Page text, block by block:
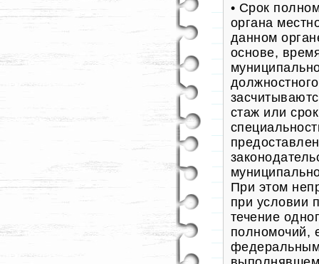
• Срок
органа
данном
основе,
стаж или
При этом
при условии
течение
полномочий,
федеральным